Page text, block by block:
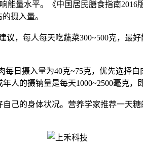
水平。《中国居民膳食指南2016
摄入量。
每人每天吃蔬菜300~500克，最
摄入量为40克~75克，优先选择
人的摄钠量是每天1000~2500毫克，
的身体状况。营养学家推荐一天糖